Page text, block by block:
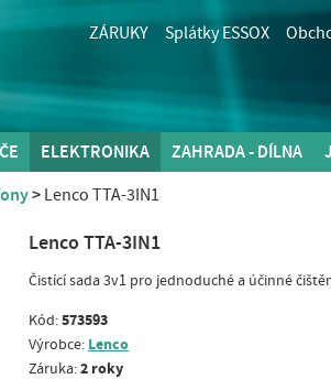
ZÁRUKY Splátky ESSOX
ELEKTRONIKA ZAHRADA - DÍLNA
Lenco TTA-3IN1
Lenco TTA-3IN1
Čistící sada 3v1 pro jednoduché a účinné
Kód:573593
Výrobce: Lenco
Záruka:2 roky